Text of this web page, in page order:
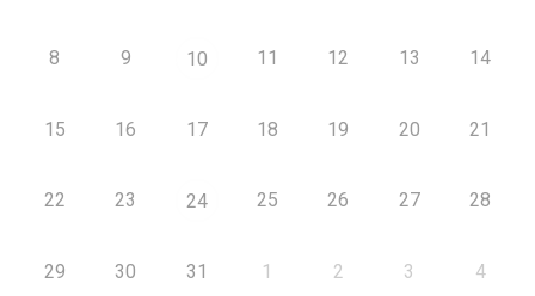
8 9 10 11 12 13 14
15 16 17 18 19 20 21
22 23 24 25 26 27 28
29 30 31 1 2 3 4